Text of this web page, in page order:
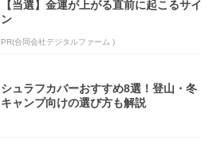
【当選】金運が上がる直前に起こるサイ
ン
PR(合同会社デジタルファーム )
シュラフカバーおすすめ8選！登山・冬
キャンプ向けの選び方も解説